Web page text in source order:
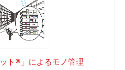
ト®」によるモノ管理